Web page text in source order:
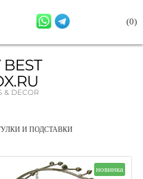
(0)
И ПОДСТАВКИ
новинка